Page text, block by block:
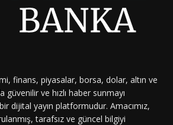
finans, piyasalar, borsa, dolar, altın ve
güvenilir ve hızlı haber sunmayı
dijital yayın platformudur. Amacımız,
tarafsız ve güncel bilgiyi